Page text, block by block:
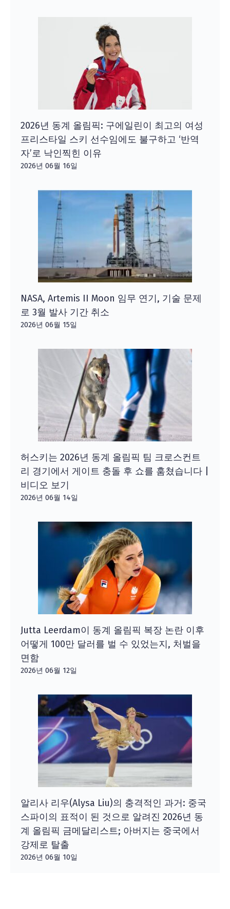
2026년 동계 올림픽: 구에일린이 최고의 여성
프리스타일 스키 선수임에도 불구하고 ‘반역
자’로 낙인찍힌 이유
2026년 06월 16일
NASA, Artemis II Moon 임무 연기, 기술 문제
로 3월 발사 기간 취소
2026년 06월 15일
허스키는 2026년 동계 올림픽 팀 크로스컨트
리 경기에서 게이트 충돌 후 쇼를 훔쳤습니다 |
비디오 보기
2026년 06월 14일
Jutta Leerdam이 동계 올림픽 복장 논란 이후
어떻게 100만 달러를 벌 수 있었는지, 처벌을
면함
2026년 06월 12일
알리사 리우(Alysa Liu)의 충격적인 과거: 중국
스파이의 표적이 된 것으로 알려진 2026년 동
계 올림픽 금메달리스트; 아버지는 중국에서
강제로 탈출
2026년 06월 10일